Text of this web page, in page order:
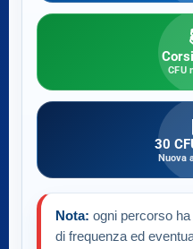
CFU
30
Nuova
Nota: ogni percorso
di frequenza ed